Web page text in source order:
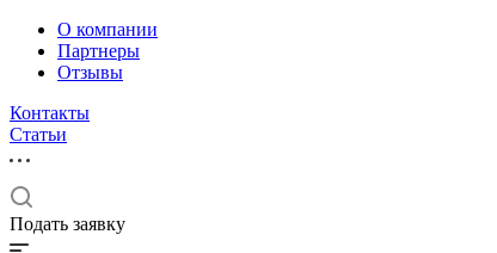
О компании
Партнеры
Отзывы
Контакты
Статьи
Подать заявку